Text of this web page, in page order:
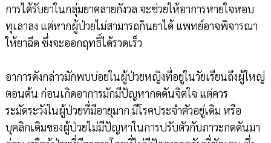
การได้รับยาในกลุ่มยาคลายกังวล จะช่วยให้อาการหายใจหอบ
ทุเลาลง แต่หากผู้ป่วยไม่สามารถกินยาได้ แพทย์อาจพิจารณา
ให้ยาฉีด ซึ่งจะออกฤทธิ์ได้รวดเร็ว
อาการดังกล่าวมักพบบ่อยในผู้ป่วยหญิงที่อยู่ในวัยเรียนถึงผู้ใหญ่
ตอนต้น ก่อนเกิดอาการมักมีปัญหากดดันจิตใจ แต่ควร
ระมัดระวังในผู้ป่วยที่มีอายุมาก มีโรคประจำตัวอยู่เดิม หรือ
บุคลิกเดิมของผู้ป่วยไม่มีปัญหาในการปรับตัวกับภาวะกดดันมา